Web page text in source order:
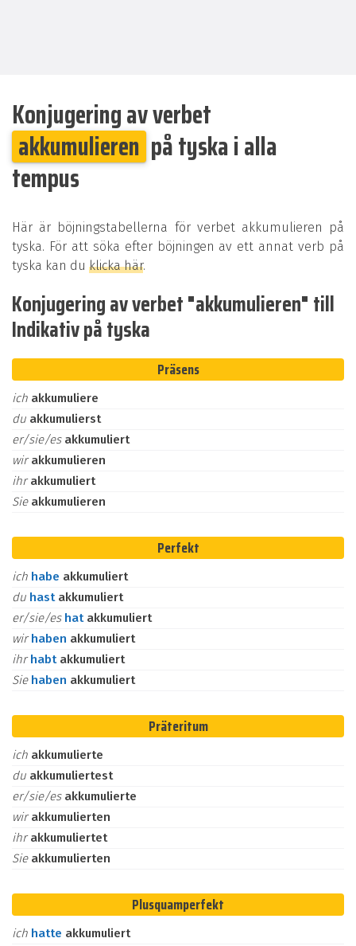
Konjugering av verbet
akkumulieren på tyska i alla
tempus
Här är böjningstabellerna för verbet akkumulieren på
tyska. För att söka efter böjningen av ett annat verb på
tyska kan du klicka här.
Konjugering av verbet "akkumulieren" till
Indikativ på tyska
Präsens
ich akkumuliere
du akkumulierst
er/sie/es akkumuliert
wirakkumulieren
ihrakkumuliert
Sie akkumulieren
Perfekt
ich habe akkumuliert
du hast akkumuliert
er/sie/es hat akkumuliert
wirhaben akkumuliert
ihrhabt akkumuliert
Sie haben akkumuliert
Präteritum
ich akkumulierte
du akkumuliertest
er/sie/es akkumulierte
wirakkumulierten
ihrakkumuliertet
Sie akkumulierten
Plusquamperfekt
ich hatte akkumuliert